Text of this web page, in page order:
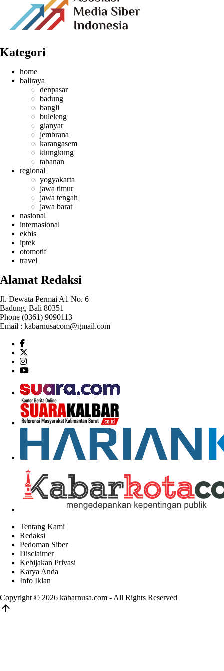
Kategori
home
baliraya
denpasar
badung
bangli
buleleng
gianyar
jembrana
karangasem
klungkung
tabanan
regional
yogyakarta
jawa timur
jawa tengah
jawa barat
nasional
internasional
ekbis
iptek
otomotif
travel
Alamat Redaksi
Jl. Dewata Permai A1 No. 6
Badung, Bali 80351
Phone (0361) 9090113
Email : kabarnusacom@gmail.com
Tentang Kami
Redaksi
Pedoman Siber
Disclaimer
Kebijakan Privasi
Karya Anda
Info Iklan
Copyright © 2026 kabarnusa.com - All Rights Reserved
arrow_upward